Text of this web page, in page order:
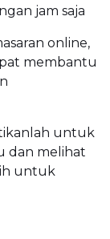
jam saja
online,
membantu
untuk
dan melihat
untuk